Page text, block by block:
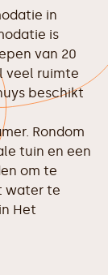
in
is
van 20
veel ruimte
beschikt
Rondom
tuin en een
om te
water te
Het